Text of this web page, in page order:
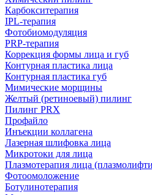
Карбокситерапия
IPL‑терапия
Фотобиомодуляция
PRP-терапия
Коррекция формы лица и губ
Контурная пластика лица
Контурная пластика губ
Мимические морщины
Желтый (ретиноевый) пилинг
Пилинг PRX
Профайло
Инъекции коллагена
Лазерная шлифовка лица
Микротоки для лица
Плазмотерапия лица
Фотоомоложение
Ботулинотерапия